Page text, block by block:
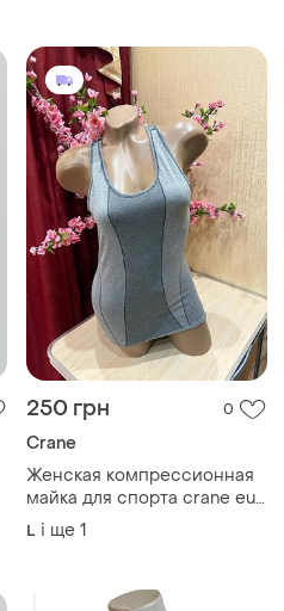
250 грн 0
Crane
Женская компрессионная
майка для спорта crane eur
40-42
L і ще 1